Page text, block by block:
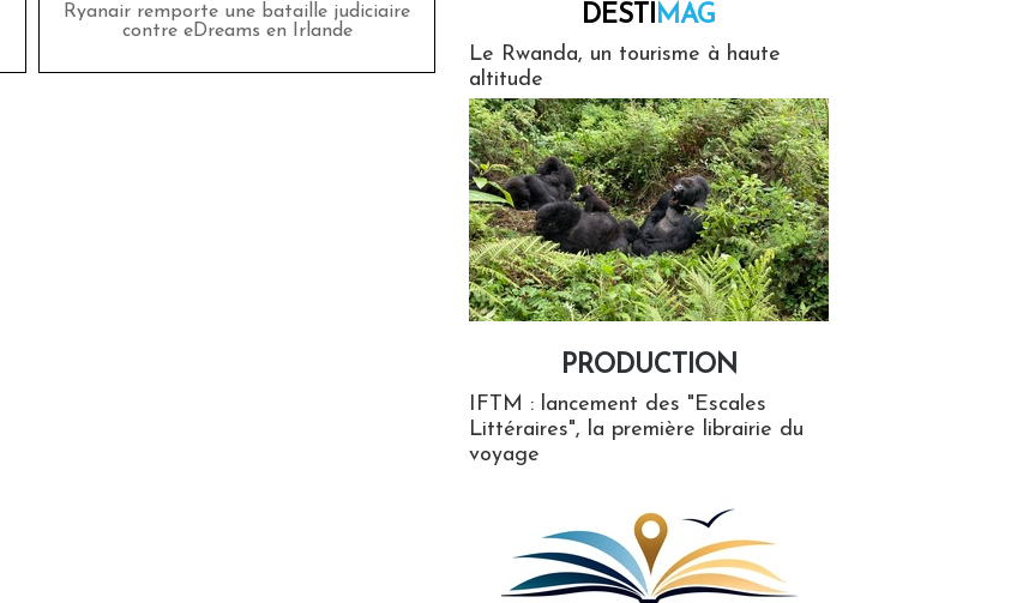
Ryanair remporte une bataille judiciaire
contre eDreams en Irlande
DESTIMAG
Le Rwanda, un tourisme à haute
altitude
PRODUCTION
IFTM : lancement des "Escales
Littéraires", la première librairie du
voyage